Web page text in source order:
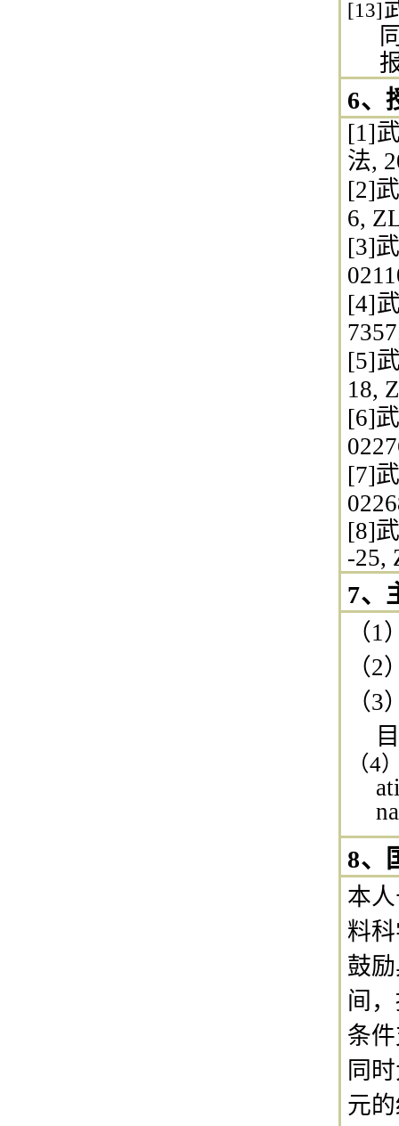
[13]
6、
[1]
法,
[2]
6,
[3]
[4]
[5]
18,
[6]
[7]
[8]
-25,
7、
（1
（2
（3
（4
8、
本
料
鼓
间
条
同
元